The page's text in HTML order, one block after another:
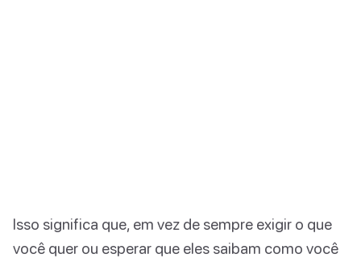
Isso significa que, em vez de sempre exigir o que
você quer ou esperar que eles saibam como você